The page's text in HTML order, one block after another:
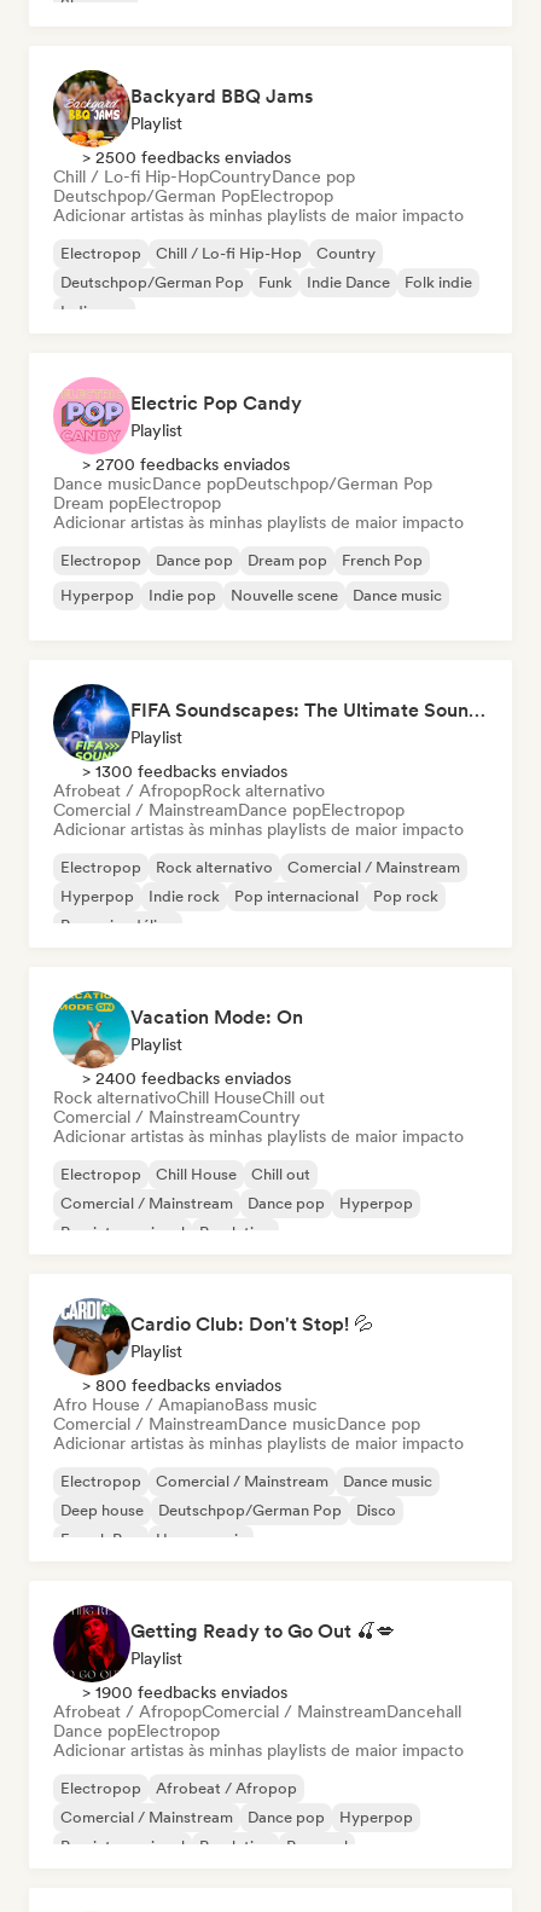
Shoegaze
Backyard BBQ Jams
Playlist
> 2500 feedbacks enviados
Chill / Lo-fi Hip-HopCountryDance pop
Deutschpop/German PopElectropop
Adicionar artistas às minhas playlists de maior impacto
Electropop Chill / Lo-fi Hip-Hop
Country
Deutschpop/German Pop
Funk Indie Dance
Folk indie
Indie pop
Electric Pop Candy
Playlist
> 2700 feedbacks enviados
Dance musicDance popDeutschpop/German Pop
Dream popElectropop
Adicionar artistas às minhas playlists de maior impacto
Electropop Dance pop Dream pop
French Pop
Hyperpop
Indie pop Nouvelle scene Dance music
FIFA Soundscapes: The Ultimate Soundtrack ⚽️ Festival Indie, Electropop & Dance Anthems
Playlist
> 1300 feedbacks enviados
Afrobeat / AfropopRock alternativo
Comercial / MainstreamDance popElectropop
Adicionar artistas às minhas playlists de maior impacto
Electropop Rock alternativo
Comercial / Mainstream
Hyperpop
Indie rock Pop internacional
Pop rock
Pop psicodélico
Vacation Mode: On
Playlist
> 2400 feedbacks enviados
Rock alternativoChill HouseChill out
Comercial / MainstreamCountry
Adicionar artistas às minhas playlists de maior impacto
Electropop Chill House
Chill out
Comercial / Mainstream
Dance pop
Hyperpop
Pop internacional
Pop latino
Cardio Club: Don't Stop! 💦
Playlist
> 800 feedbacks enviados
Afro House / AmapianoBass music
Comercial / MainstreamDance musicDance pop
Adicionar artistas às minhas playlists de maior impacto
Electropop Comercial / Mainstream
Dance music
Deep house
Deutschpop/German Pop
Disco
French Pop
House music
Getting Ready to Go Out 🍒💋
Playlist
> 1900 feedbacks enviados
Afrobeat / AfropopComercial / MainstreamDancehall
Dance popElectropop
Adicionar artistas às minhas playlists de maior impacto
Electropop
Afrobeat / Afropop
Comercial / Mainstream
Dance pop
Hyperpop
Pop internacional
Pop latino Pop soul